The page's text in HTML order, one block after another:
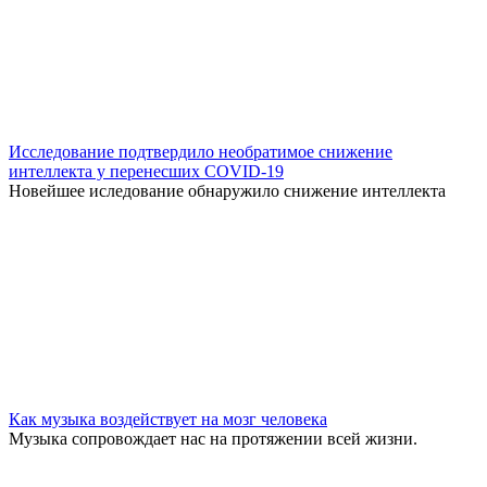
Исследование подтвердило необратимое снижение
интеллекта у перенесших COVID-19
Новейшее иследование обнаружило снижение интеллекта
Как музыка воздействует на мозг человека
Музыка сопровождает нас на протяжении всей жизни.